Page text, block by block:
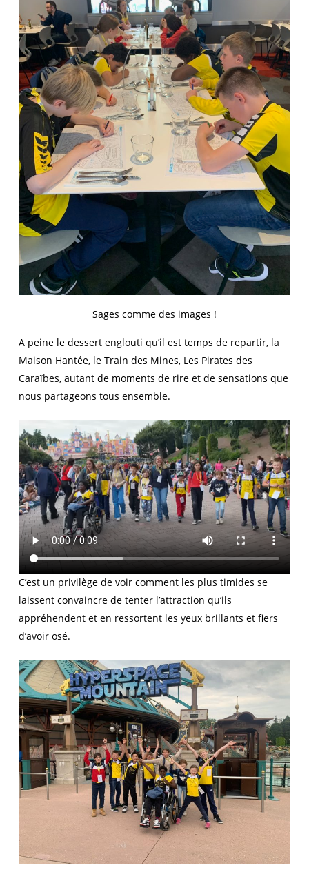
Sages comme des images !
A peine le dessert englouti qu’il est temps de repartir, la
Maison Hantée, le Train des Mines, Les Pirates des
Caraïbes, autant de moments de rire et de sensations que
nous partageons tous ensemble.
C’est un privilège de voir comment les plus timides se
laissent convaincre de tenter l’attraction qu’ils
appréhendent et en ressortent les yeux brillants et fiers
d’avoir osé.